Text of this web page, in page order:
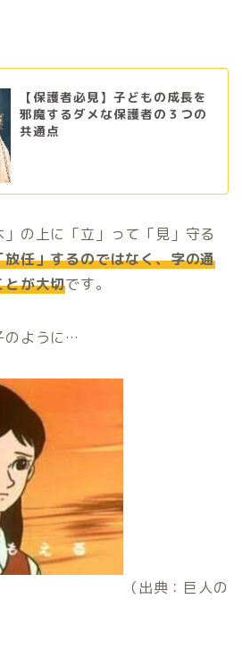
【保護者必見】子どもの成長を
邪魔するダメな保護者の３つの
共通点
」の上に「立」って「見」守る
放任」するのではなく、字の通
とが大切です。
のように…
（出典：巨人の